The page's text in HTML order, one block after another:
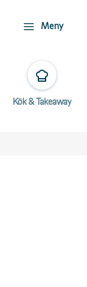
Meny
Kök & Takeaway